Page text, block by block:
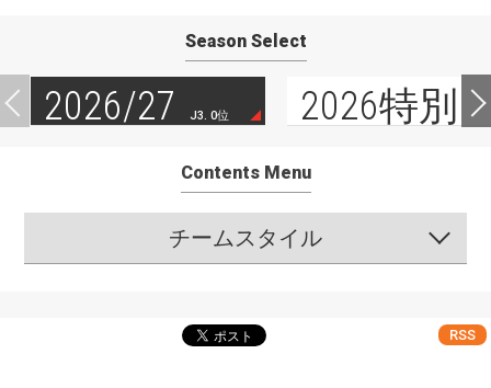
Season Select
2026/27 J3. 0位 2026特別
Contents Menu
チームスタイル
RSS